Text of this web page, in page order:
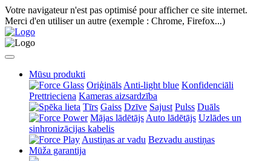
Votre navigateur n'est pas optimisé pour afficher ce site internet.
Merci d'en utiliser un autre (exemple : Chrome, Firefox...)
Mūsu produkti
Oriģināls Anti-light blue Konfidenciāli
Prettrieciena Kameras aizsardzība
Tīrs Gaiss Dzīve Sajust Pulss Duāls
Mājas lādētājs Auto lādētājs Uzlādes un
sinhronizācijas kabelis
Austiņas ar vadu Bezvadu austiņas
Mūža garantija